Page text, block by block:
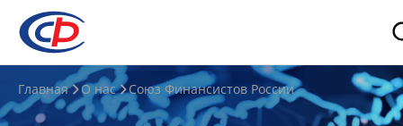
О
нас
Главная О нас Союз Финансистов России